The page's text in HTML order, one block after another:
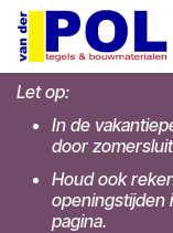
Overslaan naar
Let op:
In de
door
Houd ook
openingstijden
pagina.